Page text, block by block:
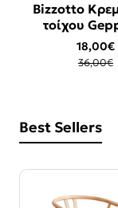
Bizzotto
τοίχου
17x10x32
18,00€
36,00€
Best Sellers